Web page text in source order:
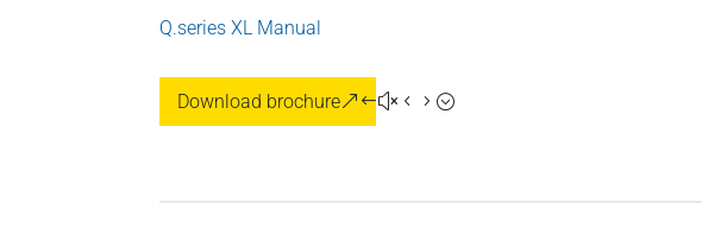
Q.series XL Manual
Download brochure